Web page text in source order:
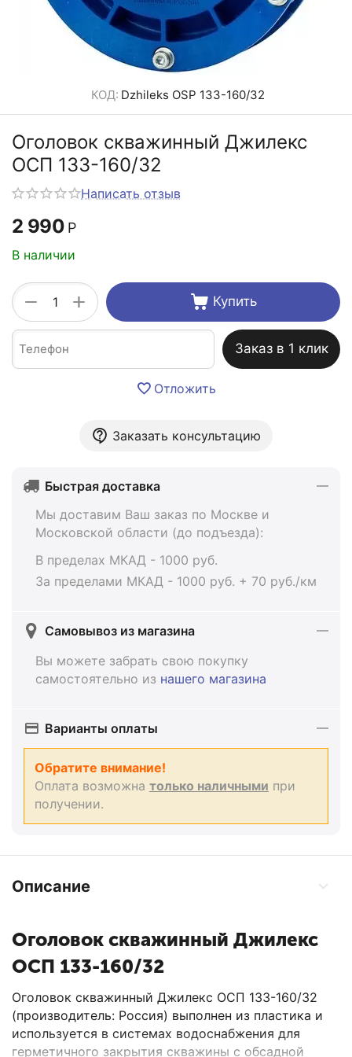
КОД: Dzhileks OSP 133-160/32
Оголовок скважинный Джилекс
ОСП 133-160/32
Написать отзыв
2 990 Р
В наличии
+
− Купить
Заказ в 1 клик
Отложить
Заказать консультацию
Быстрая доставка
Мы доставим Ваш заказ по Москве и
Московской области (до подъезда):
В пределах МКАД - 1000 руб.
За пределами МКАД - 1000 руб. + 70 руб./км
Самовывоз из магазина
Вы можете забрать свою покупку
самостоятельно из нашего магазина
Варианты оплаты
Обратите внимание!
Оплата возможна только наличными при
получении.
Описание
Оголовок скважинный Джилекс
ОСП 133-160/32
Оголовок скважинный Джилекс ОСП 133-160/32
(производитель: Россия) выполнен из пластика и
используется в системах водоснабжения для
герметичного закрытия скважины с обсадной